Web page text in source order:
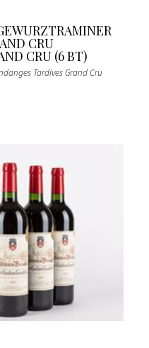
CRU
CRU (6 BT)
Tardives Grand Cru